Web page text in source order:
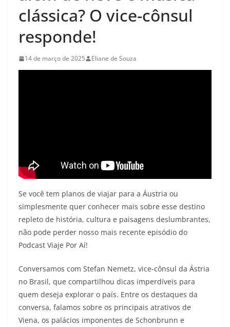
clássica? O vice-cônsul
responde!
14 de março de 2025 Eliane de Souza
Se você tem planos de viajar para a Áustria ou
simplesmente quer conhecer mais sobre esse destino
repleto de história, cultura e paisagens deslumbrantes,
não pode perder nosso mais recente episódio do
Podcast Viaje Por Aí!
Conversamos com Stefan Nemetz, vice-cônsul da Ástria
no Brasil, que compartilhou dicas imperdíveis para
quem deseja explorar o país. Entre os destaques da
conversa, falamos sobre os principais atrativos de
Viena, os palácios imponentes de Schonbrunn e